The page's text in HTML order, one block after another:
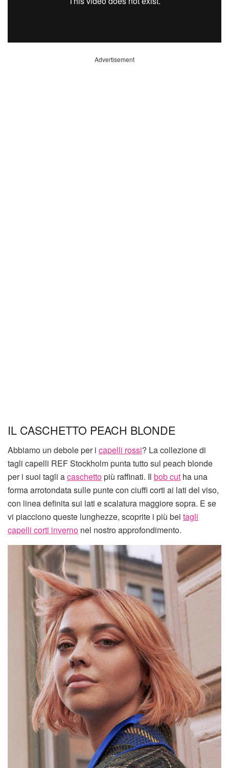
Advertisement
IL CASCHETTO PEACH BLONDE
Abbiamo un debole per i capelli rossi? La collezione di
tagli capelli REF Stockholm punta tutto sul peach blonde
per i suoi tagli acaschettopiù raffinati. Il bob cut ha una
forma arrotondata sulle punte con ciuffi corti ai lati del viso,
con linea definita sui lati e scalatura maggiore sopra. E se
vi piacciono queste lunghezze, scoprite i più bei tagli
capelli corti inverno nel nostro approfondimento.